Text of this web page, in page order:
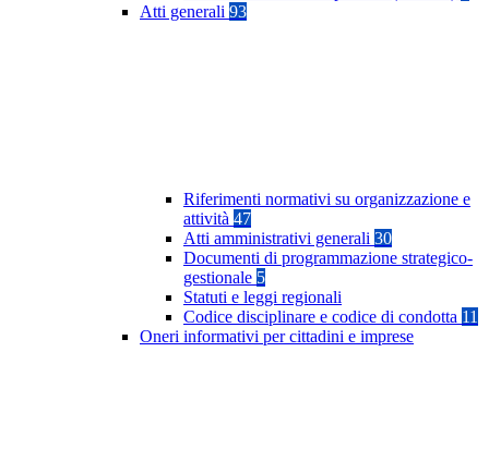
Atti generali 93
Riferimenti normativi su organizzazione e
attività 47
Atti amministrativi generali 30
Documenti di programmazione strategico-
gestionale 5
Statuti e leggi regionali
Codice disciplinare e codice di condotta 11
Oneri informativi per cittadini e imprese